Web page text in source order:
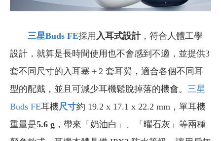
三星Buds FE採用 入耳式設計，符合人體工學
設計，就算是長時間使用也不會感到不適，並提供3
套不同尺寸的入耳塞＋2 套耳翼，適合各個不同耳
型的配戴，並且可減少耳機鬆脫掉落的機會。 三星
Buds FE耳機尺寸約 19.2 x 17.1 x 22.2 mm，單耳機
重量是5.6 g ，帶來「奶油白」、「曜石灰」等兩種